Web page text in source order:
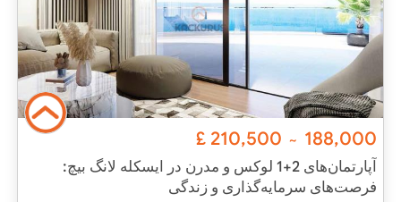
188,000
~
210,500
£
آپارتمان‌های 2+1 لوکس و مدرن در ایسکله لانگ بیچ:
فرصت‌های سرمایه‌گذاری و زندگی